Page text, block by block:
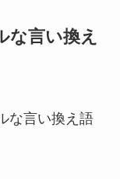
な言い換え
な言い換え語